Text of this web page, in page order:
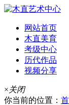
网站首页
木直美育
考级中心
历代作品
视频分享
×关闭
你当前的位置：